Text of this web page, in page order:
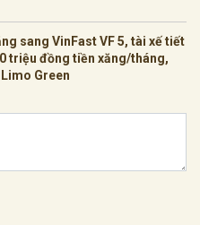
sang VinFast VF 5, tài xế tiết
triệu đồng tiền xăng/tháng,
Green